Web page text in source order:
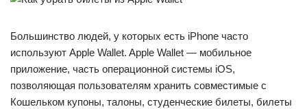
Большинство людей, у которых есть iPhone часто
используют Apple Wallet. Apple Wallet — мобильное
приложение, часть операционной системы iOS,
позволяющая пользователям хранить совместимые с
Кошельком купоны, талоны, студенческие билеты, билеты